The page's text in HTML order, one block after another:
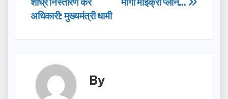
o
k
n
अधिकारी: मुख्यमंत्री धामी
By